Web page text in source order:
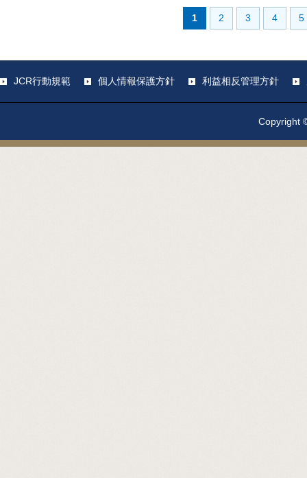
1 2 3 4 5
JCR行動規範 個人情報保護方針 利益相反管理方針
Copyright